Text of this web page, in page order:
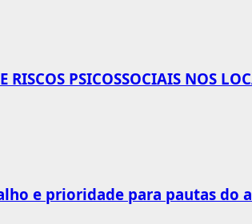
RISCOS PSICOSSOCIAIS NOS
e prioridade para pautas do